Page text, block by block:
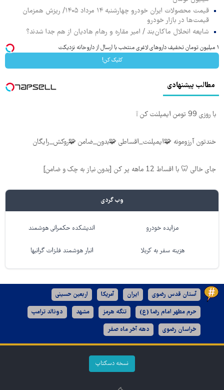
قیمت محصولات ایران خودرو چهارشنبه ۱۴ مرداد ۱۴۰۵/ ریزش همزمان
قیمت‌ها در بازار خودرو
شایعه انحلال ماکان‌بند / امیر مقاره و رهام هادیان از هم جدا شدند؟
۱ میلیون تومان تخفیف داروهای لاغری منتخب با ارسال از داروخانه نزدیکت
کلیک کن!
مطالب پیشنهادی
با روزی 99 تومن ایمپلنت کن ❕
خندتون آرزومونه 🧩ایمپلنت_اقساطی 🧩بدون_ضامن 🧩روکش_رایگان
جای خالی 🦷 با اقساط 12 ماهه پر کن [بدون نیاز به چک و ضامن]
وب گردی
مزایده خودرو اندیشکده حکمرانی هوشمند
هزینه سفر به کربلا انبار هوشمند فلزات گرانبها
آستان قدس رضوی ایران آمریکا اربعین حسینی
حرم مطهر امام رضا (ع) تنگه هرمز مشهد دونالد ترامپ
خراسان رضوی دهه آخر ماه صفر
نسخه دسکتاپ